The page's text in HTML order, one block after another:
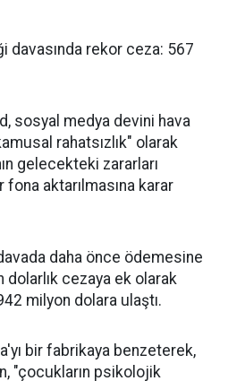
davasında rekor ceza: 567
sosyal medya devini hava
rahatsızlık" olarak
gelecekteki zararları
fona aktarılmasına karar
daha önce ödemesine
dolarlık cezaya ek olarak
milyon dolara ulaştı.
bir fabrikaya benzeterek,
"çocukların psikolojik